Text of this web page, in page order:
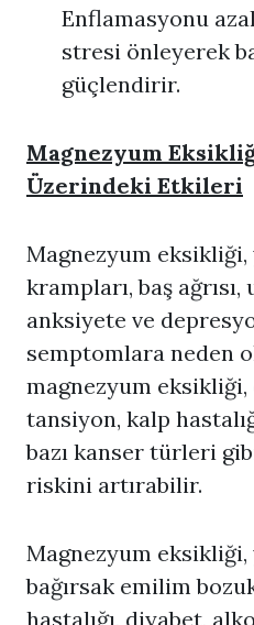
Enflamasyonu
stresi önleyerek
güçlendirir.
Magnezyum
Üzerindeki Etkileri
Magnezyum
krampları, baş
anksiyete ve
semptomlara neden
magnezyum
tansiyon, kalp
bazı kanser türleri
riskini artırabilir.
Magnezyum eksikliği,
bağırsak emilim
hastalığı, diyabet,